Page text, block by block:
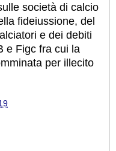
società di calcio
fideiussione, del
e dei debiti
e Figc fra cui la
per illecito